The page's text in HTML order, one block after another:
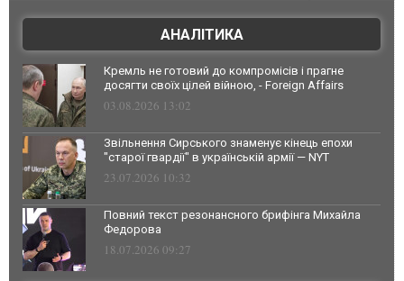
АНАЛІТИКА
Кремль не готовий до компромісів і прагне
досягти своїх цілей війною, - Foreign Affairs
03.08.2026 13:02
Звільнення Сирського знаменує кінець епохи
"старої гвардії" в українській армії — NYT
23.07.2026 10:32
Повний текст резонансного брифінга Михайла
Федорова
18.07.2026 09:27